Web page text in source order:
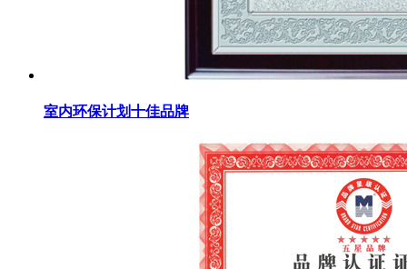
室内环保计划十佳品牌